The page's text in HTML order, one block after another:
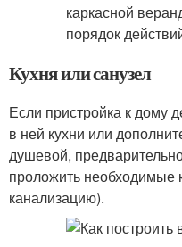
Кухня или санузел
Если пристройка к дому
в ней кухни или
душевой,
проложить необходимые
канализацию).